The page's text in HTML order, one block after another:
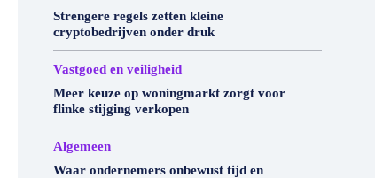
Strengere regels zetten kleine
cryptobedrijven onder druk
Vastgoed en veiligheid
Meer keuze op woningmarkt zorgt voor
flinke stijging verkopen
Algemeen
Waar ondernemers onbewust tijd en